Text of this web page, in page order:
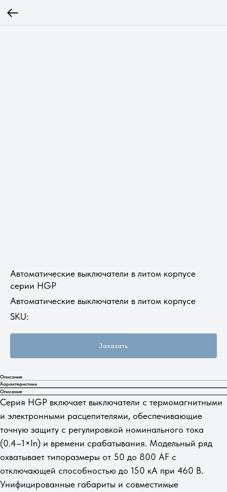
Автоматические выключатели в литом корпусе
серии HGP
Автоматические выключатели в литом корпусе
SKU:
Заказать
Описание
Характеристики
Описание
Серия HGP включает выключатели с термомагнитными
и электронными расцепителями, обеспечивающие
точную защиту с регулировкой номинального тока
(0.4–1×In) и времени срабатывания. Модельный ряд
охватывает типоразмеры от 50 до 800 AF с
отключающей способностью до 150 кА при 460 В.
Унифицированные габариты и совместимые